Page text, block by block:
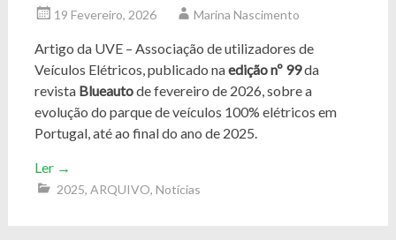
19 Fevereiro, 2026 Marina Nascimento
Artigo da UVE – Associação de utilizadores de
Veículos Elétricos, publicado naedição nº 99da
revista Blueautode fevereiro de 2026, sobre a
evolução do parque de veículos 100% elétricos em
Portugal, até ao final do ano de 2025.
Ler →
2025, ARQUIVO, Notícias